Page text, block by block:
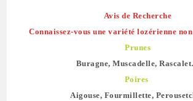
Avis de Recherche
Connaissez-vous une variété lozérienne
Prunes
Buragne, Muscadelle,
Poires
Aigouse, Fourmillette,